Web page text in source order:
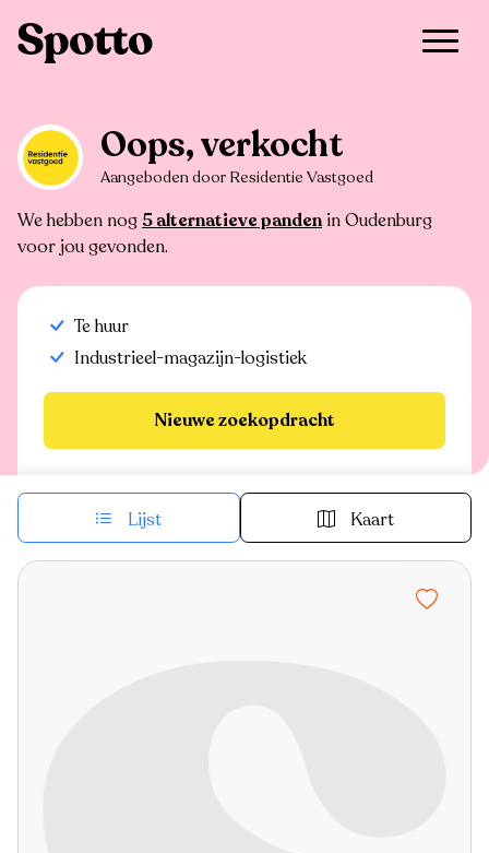
Oops, verkocht
Aangeboden door Residentie Vastgoed
We hebben nog 5 alternatieve panden in Oudenburg
voor jou gevonden.
Te huur
Industrieel-magazijn-logistiek
Nieuwe zoekopdracht
Lijst Kaart